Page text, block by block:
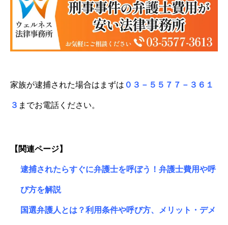
家族が逮捕された場合はまずは ０３－５５７７－３６１
３ までお電話ください。
【関連ページ】
逮捕されたらすぐに弁護士を呼ぼう！弁護士費用や呼
び方を解説
国選弁護人とは？利用条件や呼び方、メリット・デメ